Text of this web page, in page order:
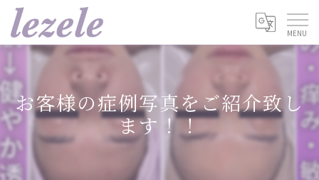
お客様の症例写真をご紹介致し
ます！！